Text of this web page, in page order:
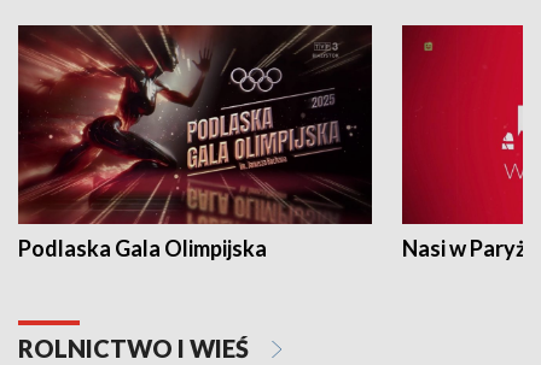
Podlaska Gala Olimpijska Nasi w Paryżu
ROLNICTWO I WIEŚ